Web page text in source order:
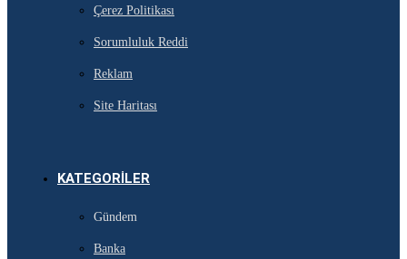
Çerez Politikası
Sorumluluk Reddi
Reklam
Site Haritası
KATEGORILER
Gündem
Banka